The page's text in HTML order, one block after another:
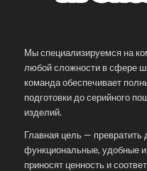
Мы специализируемся на
любой сложности в сфере
команда обеспечивает
подготовки до серийного
изделий.
Главная цель —
функциональные, удобные
приносят ценность и